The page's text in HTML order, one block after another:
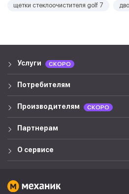
щетки стеклоочистителя golf 7
Услуги СКОРО
Потребителям
Производителям СКОРО
Партнерам
О сервисе